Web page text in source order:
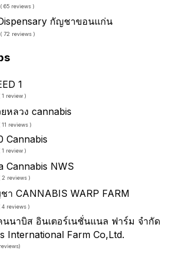
65 reviews )
กัญชาขอนแก่น
72 reviews )
1
1 review )
หลวง cannabis
11 reviews )
Cannabis
1 review )
Cannabis NWS
2 reviews )
า CANNABIS WARP FARM
4 reviews )
นาบิส อินเตอร์เนชั่นแนล ฟาร์ม จำกัด
International Farm Co,Ltd.
)